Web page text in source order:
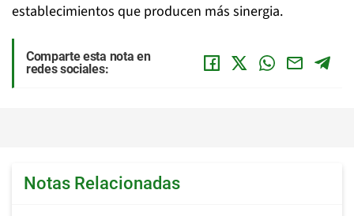
establecimientos que producen más sinergia.
Comparte esta nota en
redes sociales:
Notas Relacionadas